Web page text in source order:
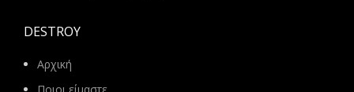
DESTROY
Αρχική